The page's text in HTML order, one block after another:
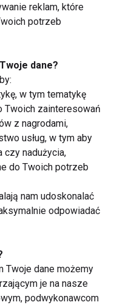
PIELĘGNACJA
życiu –
techniki
na co
reklam, które
potrzeb
dane?
w tym tematykę
Twoich zainteresowań
z nagrodami,
usług, w tym aby
czy nadużycia,
do Twoich potrzeb
nam udoskonalać
odpowiadać
Twoje dane możemy
je na nasze
podwykonawcom